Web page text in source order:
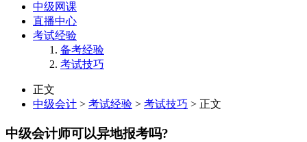
中级网课
直播中心
考试经验
备考经验
考试技巧
正文
中级会计 > 考试经验 > 考试技巧 > 正文
中级会计师可以异地报考吗?